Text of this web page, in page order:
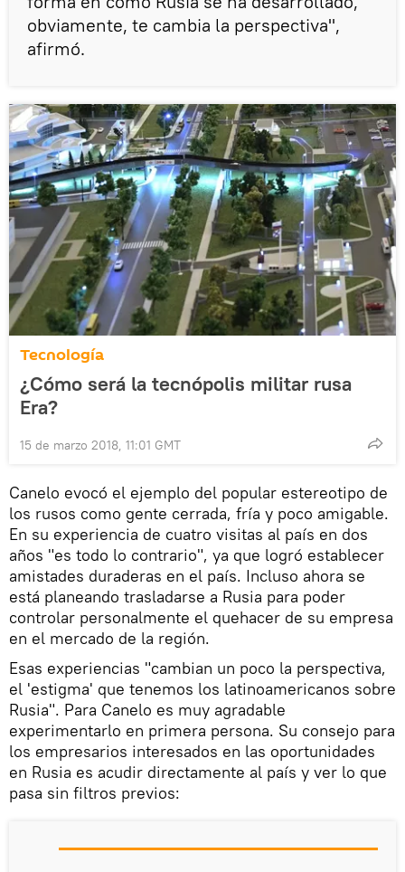
obviamente, te cambia la perspectiva",
afirmó.
Tecnología
¿Cómo será la tecnópolis militar rusa
Era?
15 de marzo 2018, 11:01 GMT
Canelo evocó el ejemplo del popular estereotipo de
los rusos como gente cerrada, fría y poco amigable.
En su experiencia de cuatro visitas al país en dos
años "es todo lo contrario", ya que logró establecer
amistades duraderas en el país. Incluso ahora se
está planeando trasladarse a Rusia para poder
controlar personalmente el quehacer de su empresa
en el mercado de la región.
Esas experiencias "cambian un poco la perspectiva,
el 'estigma' que tenemos los latinoamericanos sobre
Rusia". Para Canelo es muy agradable
experimentarlo en primera persona. Su consejo para
los empresarios interesados en las oportunidades
en Rusia es acudir directamente al país y ver lo que
pasa sin filtros previos: